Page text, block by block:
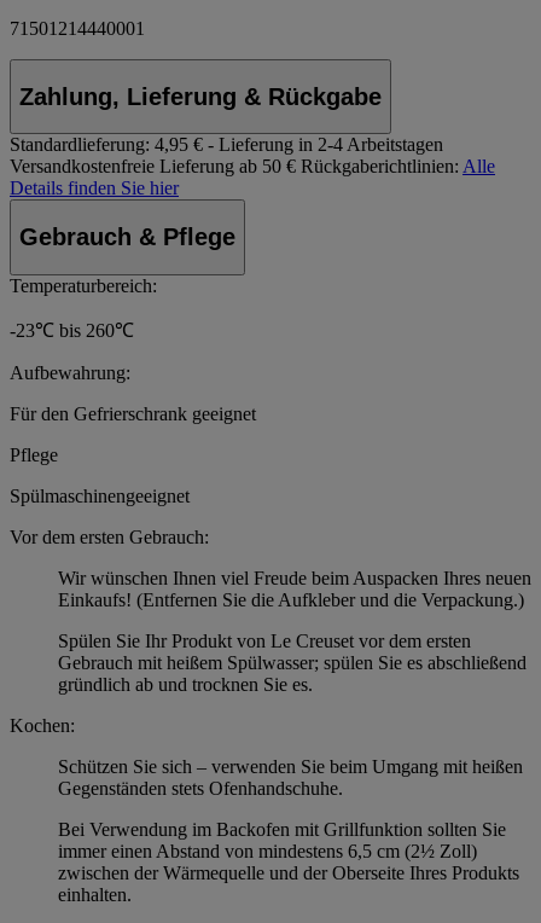
71501214440001
Zahlung, Lieferung & Rückgabe
Standardlieferung: 4,95 € - Lieferung in 2-4 Arbeitstagen
Versandkostenfreie Lieferung ab 50 € Rückgaberichtlinien: Alle
Details finden Sie hier
Gebrauch & Pflege
Temperaturbereich:
-23℃ bis 260℃
Aufbewahrung:
Für den Gefrierschrank geeignet
Pflege
Spülmaschinengeeignet
Vor dem ersten Gebrauch:
Wir wünschen Ihnen viel Freude beim Auspacken Ihres neuen
Einkaufs! (Entfernen Sie die Aufkleber und die Verpackung.)
Spülen Sie Ihr Produkt von Le Creuset vor dem ersten
Gebrauch mit heißem Spülwasser; spülen Sie es abschließend
gründlich ab und trocknen Sie es.
Kochen:
Schützen Sie sich – verwenden Sie beim Umgang mit heißen
Gegenständen stets Ofenhandschuhe.
Bei Verwendung im Backofen mit Grillfunktion sollten Sie
immer einen Abstand von mindestens 6,5 cm (2½ Zoll)
zwischen der Wärmequelle und der Oberseite Ihres Produkts
einhalten.